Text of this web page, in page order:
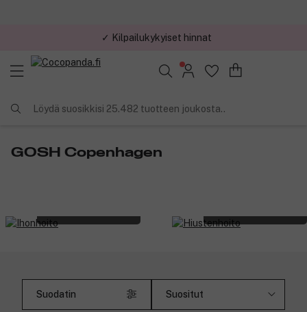
✓ Kilpailukykyiset hinnat
Löydä suosikkisi 25.482 tuotteen joukosta..
GOSH Copenhagen
Suodatin